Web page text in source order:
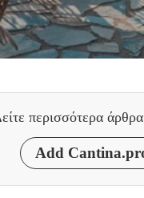
περισσότερα
Add